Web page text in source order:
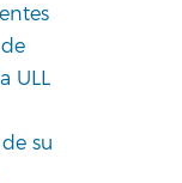
ULL
su